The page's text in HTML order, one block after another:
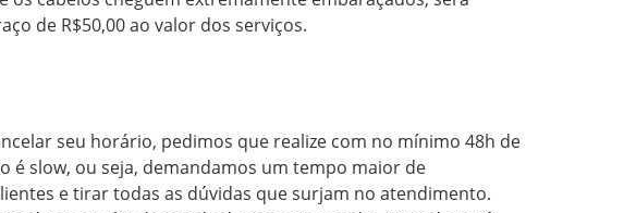
seu horário, pedimos que realize com no mínimo 48h de
é slow, ou seja, demandamos um tempo maior de
e tirar todas as dúvidas que surjam no atendimento.